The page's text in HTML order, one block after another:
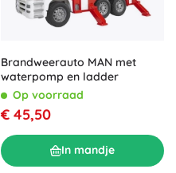
Brandweerauto MAN met
waterpomp en ladder
Op voorraad
€ 45,50
In mandje